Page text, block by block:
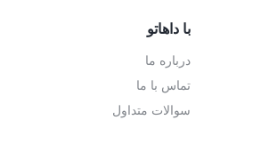
با داهاتو
درباره ما
تماس با ما
سوالات متداول